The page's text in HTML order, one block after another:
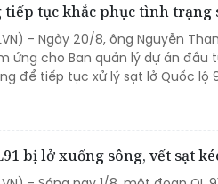
tục khắc phục tình trạng
- Ngày 20/8, ông Nguyễn
ứng cho Ban quản lý dự án đầu
để tiếp tục xử lý sạt lở Quốc lộ
bị lở xuống sông, vết sạt